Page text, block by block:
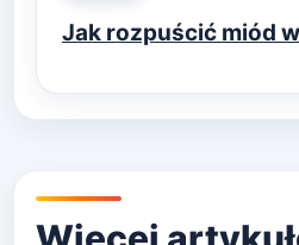
Jak rozpuścić miód